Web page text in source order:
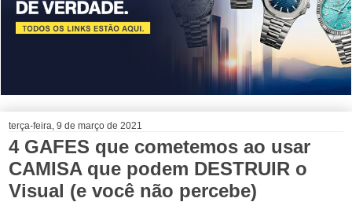
terça-feira, 9 de março de 2021
4 GAFES que cometemos ao usar
CAMISA que podem DESTRUIR o
Visual (e você não percebe)